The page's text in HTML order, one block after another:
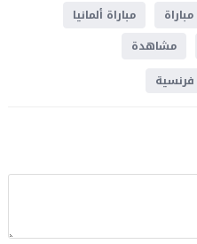
مباراة
مباراة ألمانيا
مشاهدة